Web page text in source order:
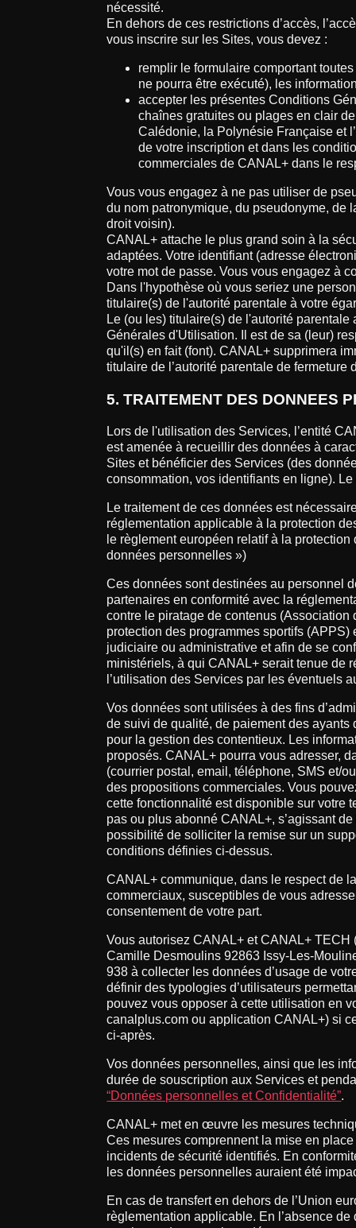
nécessité.
En dehors de ces restrictions d’accès,
vous inscrire sur les Sites, vous devez :
remplir le formulaire comportant
ne pourra être exécuté), les
accepter les présentes Conditions
chaînes gratuites ou plages en clair
Calédonie, la Polynésie Française et
de votre inscription et dans les
commerciales de CANAL+ dans le
Vous vous engagez à ne pas utiliser de
du nom patronymique, du pseudonyme, de
droit voisin).
CANAL+ attache le plus grand soin à la
adaptées. Votre identifiant (adresse
votre mot de passe. Vous vous engagez à
Dans l'hypothèse où vous seriez une
titulaire(s) de l'autorité parentale à votre
Le (ou les) titulaire(s) de l'autorité
Générales d'Utilisation. Il est de sa (leur)
qu'il(s) en fait (font). CANAL+ supprimera
titulaire de l’autorité parentale de fermeture
5. TRAITEMENT DES DONNEES
Lors de l'utilisation des Services, l’entité
est amenée à recueillir des données à
Sites et bénéficier des Services (des
consommation, vos identifiants en ligne).
Le traitement de ces données est
réglementation applicable à la protection
le règlement européen relatif à la
données personnelles »)
Ces données sont destinées au personnel
partenaires en conformité avec la
contre le piratage de contenus
protection des programmes sportifs
judiciaire ou administrative et afin de se
ministériels, à qui CANAL+ serait tenue de
l’utilisation des Services par les éventuels
Vos données sont utilisées à des fins
de suivi de qualité, de paiement des
pour la gestion des contentieux. Les
proposés. CANAL+ pourra vous adresser,
(courrier postal, email, téléphone, SMS et/
des propositions commerciales. Vous
cette fonctionnalité est disponible sur votre
pas ou plus abonné CANAL+, s’agissant
possibilité de solliciter la remise sur un
conditions définies ci-dessus.
CANAL+ communique, dans le respect de
commerciaux, susceptibles de vous
consentement de votre part.
Vous autorisez CANAL+ et CANAL+
Camille Desmoulins 92863 Issy-Les-
938 à collecter les données d’usage de
définir des typologies d’utilisateurs
pouvez vous opposer à cette utilisation en
canalplus.com ou application CANAL+) si
ci-après.
Vos données personnelles, ainsi que les
durée de souscription aux Services et
“Données personnelles et Confidentialité”.
CANAL+ met en œuvre les mesures
Ces mesures comprennent la mise en
incidents de sécurité identifiés. En
les données personnelles auraient été
En cas de transfert en dehors de l’Union
règlementation applicable. En l’absence